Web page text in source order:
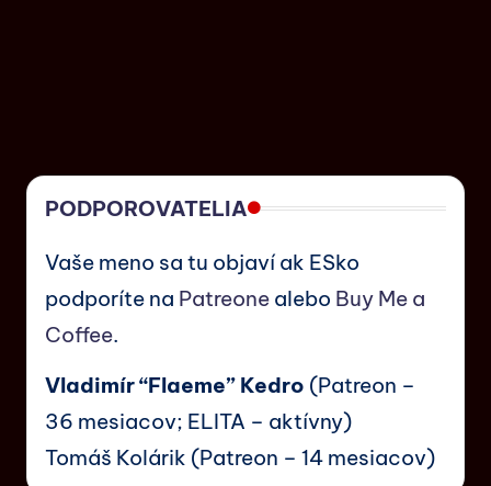
PODPOROVATELIA
Vaše meno sa tu objaví ak ESko
podporíte na Patreone alebo Buy Me a
Coffee.
Vladimír “Flaeme” Kedro (Patreon –
36 mesiacov; ELITA – aktívny)
Tomáš Kolárik (Patreon – 14 mesiacov)